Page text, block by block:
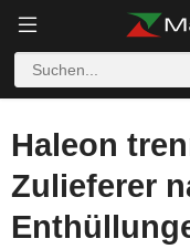
Haleon
Zulieferer